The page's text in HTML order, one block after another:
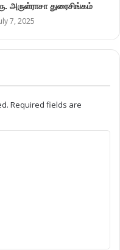
அருள்ராசா துரைசிங்கம்
7, 2025
Required fields are